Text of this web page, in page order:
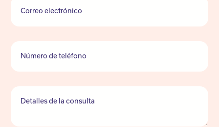
Correo electrónico
Número de teléfono
Detalles de la consulta